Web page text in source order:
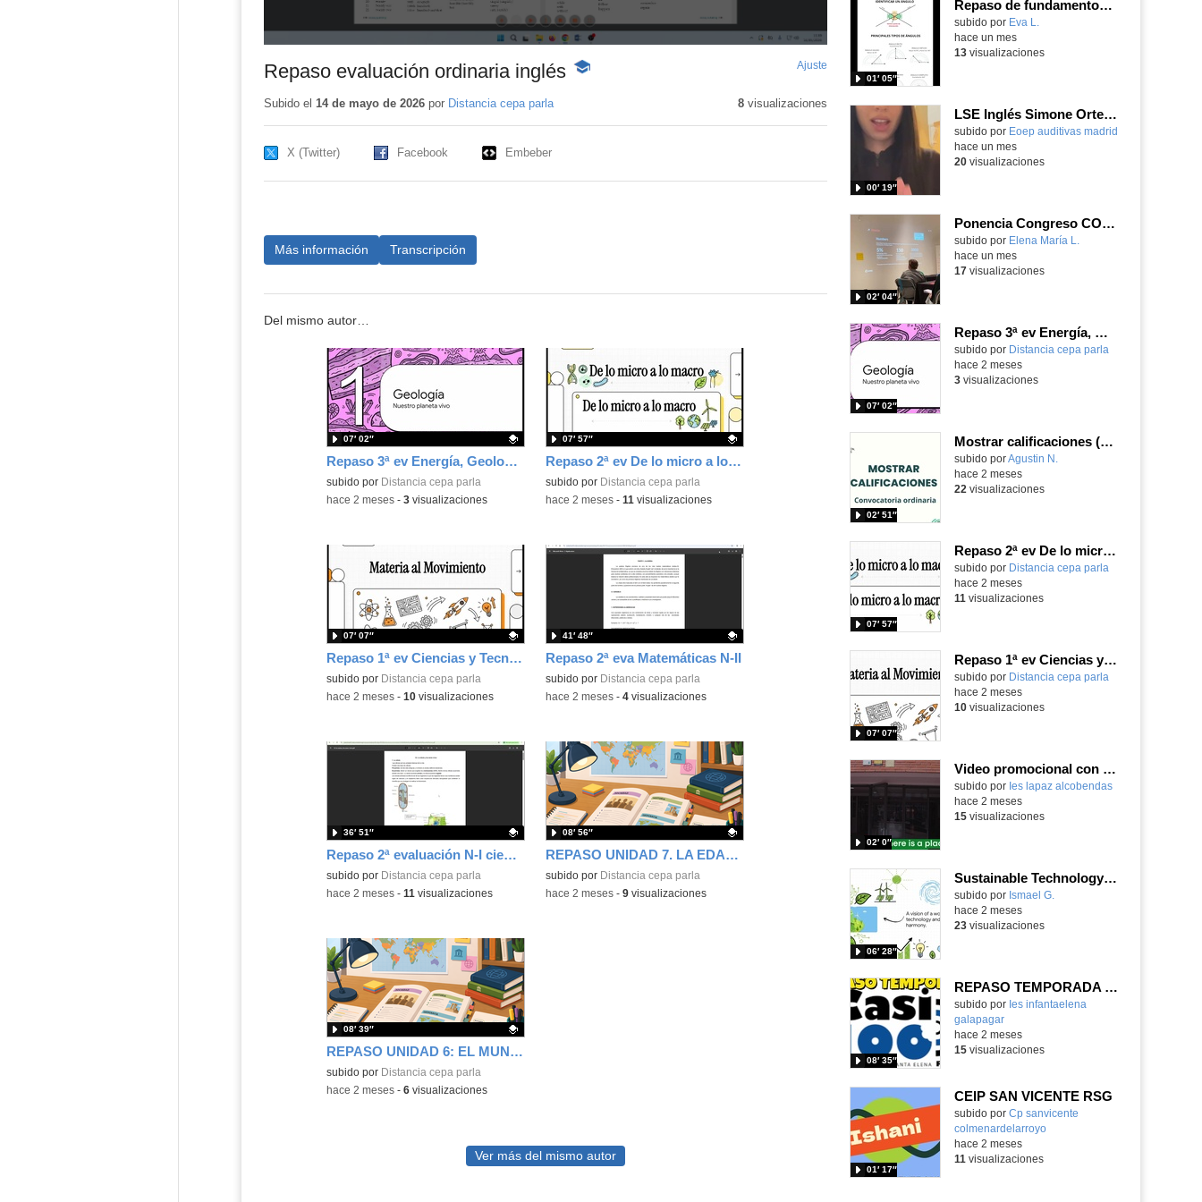
Repaso evaluación ordinaria inglés -
Ajuste
pantalla
Subido el 14 de mayo de 2026por Distancia cepa parla 8visualizaciones
X (Twitter) Facebook Embeber
Más información Transcripción
Del mismo autor…
Repaso 3ª ev Energía, Geología, Programación y Digitalización
Contenido educativo.
subido por Distancia cepa parla
07′ 02″
-hace 2 meses- 3visualizaciones
Repaso 2ª ev De lo micro a lo macro...Célula, Cuerpo humano y Ecología - Contenido educativo
Contenido educativo.
subido por Distancia cepa parla
07′ 57″
-hace 2 meses- 11 visualizaciones
Repaso 1ª ev Ciencias y Tecnología ESO nivel1
Contenido educativo.
subido por Distancia cepa parla
07′ 07″
-hace 2 meses- 10visualizaciones
Repaso 2ª eva Matemáticas N-II
Contenido educativo.
subido por Distancia cepa parla
41′ 48″
-hace 2 meses- 4visualizaciones
Repaso 2ª evaluación N-I ciencias
Contenido educativo.
subido por Distancia cepa parla
36′ 51″
-hace 2 meses- 11 visualizaciones
REPASO UNIDAD 7. LA EDAD MEDIA
Contenido educativo.
subido por Distancia cepa parla
08′ 56″
-hace 2 meses- 9visualizaciones
REPASO UNIDAD 6: EL MUNDO CLÁSICO
Contenido educativo.
subido por Distancia cepa parla
08′ 39″
-hace 2 meses- 6visualizaciones
Ver más del mismo autor
Repaso de fundamentos e identificación de ángulos
Contenido educativo.
subido por Eva L.
01′ 05″
hace un mes
13visualizaciones
LSE Inglés Simone Ortega
Contenido educativo.
subido por Eoep auditivas madrid
00′ 19″
hace un mes
20visualizaciones
Ponencia Congreso COCENFE 26.01.23
Contenido educativo.
subido por Elena María L.
02′ 04″
hace un mes
17visualizaciones
Repaso 3ª ev Energía, Geología, Programación y Digitalización
Contenido educativo.
subido por Distancia cepa parla
07′ 02″
hace 2 meses
3visualizaciones
Mostrar calificaciones (Convocatoria ordinaria)
subido porAgustin N.
02′ 51″
hace 2 meses
22 visualizaciones
Repaso 2ª ev De lo micro a lo macro...Célula, Cuerpo humano y Ecología
Contenido educativo.
subido por Distancia cepa parla
07′ 57″
hace 2 meses
11 visualizaciones
Repaso 1ª ev Ciencias y Tecnología ESO nivel1
Contenido educativo.
subido por Distancia cepa parla
07′ 07″
hace 2 meses
10visualizaciones
Video promocional con subtítulos en inglés
Contenido educativo.
subido por Ies lapaz alcobendas
02′ 0″
-
hace 2 meses
15visualizaciones
Sustainable Technology 3rd ESO
Contenido educativo.
subido por Ismael G.
06′ 28″
hace 2 meses
23visualizaciones
REPASO TEMPORADA 2025/ 2026 - IES INFANTA ELENA, GALAPAGAR
subido por Ies infantaelena
galapagar
08′ 35″
-
hace 2 meses
15visualizaciones
CEIP SAN VICENTE RSG
Contenido educativo.
subido por Cp sanvicente
colmenardelarroyo
01′ 17″
-
hace 2 meses
11 visualizaciones